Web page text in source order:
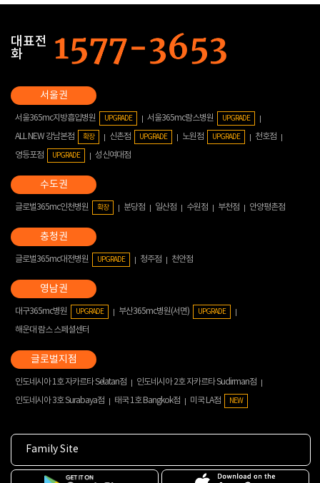
대표전
화
서울365mc지방흡입병원 UPGRADE 서울365mc람스병원 UPGRADE
ALL NEW 강남본점 확장 신촌점 UPGRADE 노원점 UPGRADE
천호점
영등포점
UPGRADE 성신여대점
글로벌365mc인천병원 확장 분당점 일산점 수원점 부천점 안양평촌점
글로벌365mc대전병원 UPGRADE 청주점 천안점
대구365mc병원 UPGRADE 부산365mc병원(서면) UPGRADE
해운대 람스 스페셜센터
인도네시아 1호 자카르타 Selatan점
인도네시아 2호 자카르타 Sudirman점
인도네시아 3호 Surabaya점
태국 1호 Bangkok점 미국 LA점 NEW
Family Site